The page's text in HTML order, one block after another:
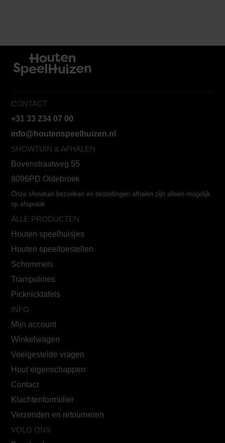
CONTACT
+31 33 234 07 00
info@houtenspeelhuizen.nl
SHOWTUIN & AFHALEN
Bovenstraatweg 55
8096PD Oldebroek
Onze showtuin bezoeken en bestellingen afhalen zijn alleen mogelijk
op afspraak
ALLE PRODUCTEN
Houten speelhuisjes
Houten speeltoestellen
Schommels
Trampolines
Picknicktafels
INFO
Mijn account
Winkelwagen
Veelgestelde vragen
Hout eigenschappen
Contact
Klachtenformulier
Verzenden en retourneren
VOLG ONS